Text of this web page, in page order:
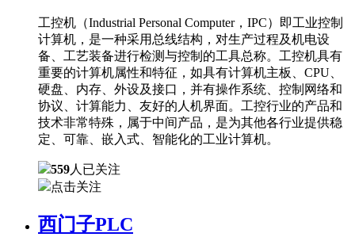
工控机（Industrial Personal Computer，IPC）即工业控制
计算机，是一种采用总线结构，对生产过程及机电设
备、工艺装备进行检测与控制的工具总称。工控机具有
重要的计算机属性和特征，如具有计算机主板、CPU、
硬盘、内存、外设及接口，并有操作系统、控制网络和
协议、计算能力、友好的人机界面。工控行业的产品和
技术非常特殊，属于中间产品，是为其他各行业提供稳
定、可靠、嵌入式、智能化的工业计算机。
559人已关注
点击关注
西门子PLC